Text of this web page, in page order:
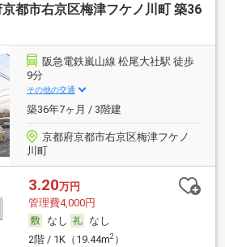
都市右京区梅津フケノ川町 築36
阪急電鉄嵐山線 松尾大社駅 徒歩
9分
その他の交通
築36年7ヶ月 / 3階建
京都府京都市右京区梅津フケノ
川町
3.20万円
管理費4,000円
なし
なし
2階 / 1K（19.44m2）